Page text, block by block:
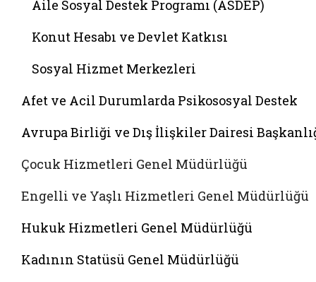
Aile Sosyal Destek Programı (ASDEP)
Konut Hesabı ve Devlet Katkısı
Sosyal Hizmet Merkezleri
Afet ve Acil Durumlarda Psikososyal Destek
Avrupa Birliği ve Dış İlişkiler Dairesi
Çocuk Hizmetleri Genel Müdürlüğü
Engelli ve Yaşlı Hizmetleri Genel Müdürlüğü
Hukuk Hizmetleri Genel Müdürlüğü
Kadının Statüsü Genel Müdürlüğü